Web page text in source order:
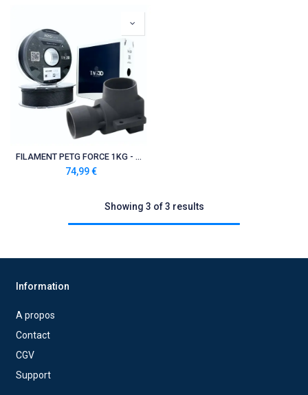
FILAMENT PETG FORCE 1KG - 1.75 MM
74,99€
Showing 3 of 3 results
Information
A propos
Contact
CGV
Support